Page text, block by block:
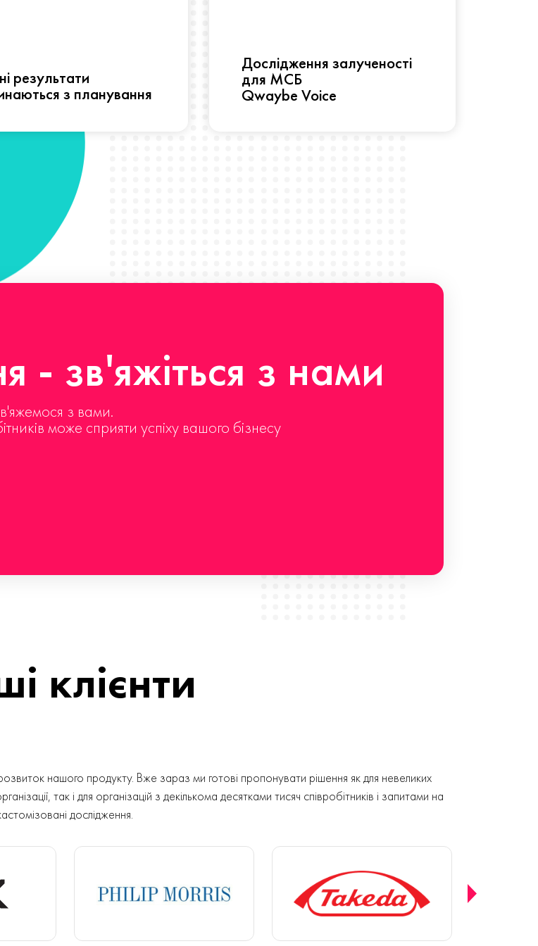
результати
з планування
Дослідження залученості
для МСБ
Qwaybe Voice
- зв'яжіться з нами
з вами.
може сприяти успіху вашого бізнесу
клієнти
нашого продукту. Вже зараз ми готові пропонувати рішення як для невеликих
так і для організацій з декількома десятками тисяч співробітників і запитами на
дослідження.